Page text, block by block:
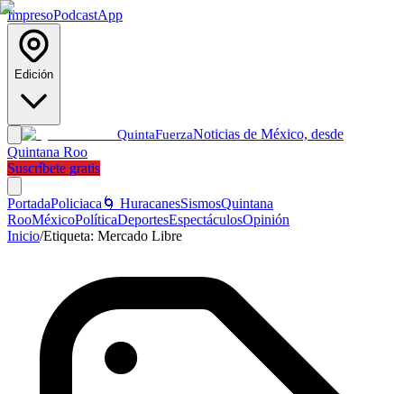
ImpresoPodcastApp
Edición
QuintaFuerzaNoticias de México, desde
Quintana Roo
Suscríbete gratis
PortadaPoliciaca 🌀 HuracanesSismosQuintana
RooMéxicoPolíticaDeportesEspectáculosOpinión
Inicio/Etiqueta: Mercado Libre